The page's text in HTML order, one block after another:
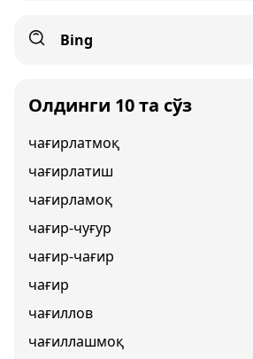
Bing
Олдинги 10 та сўз
чағирлатмоқ
чағирлатиш
чағирламоқ
чағир-чуғур
чағир-чағир
чағир
чағиллов
чағиллашмоқ